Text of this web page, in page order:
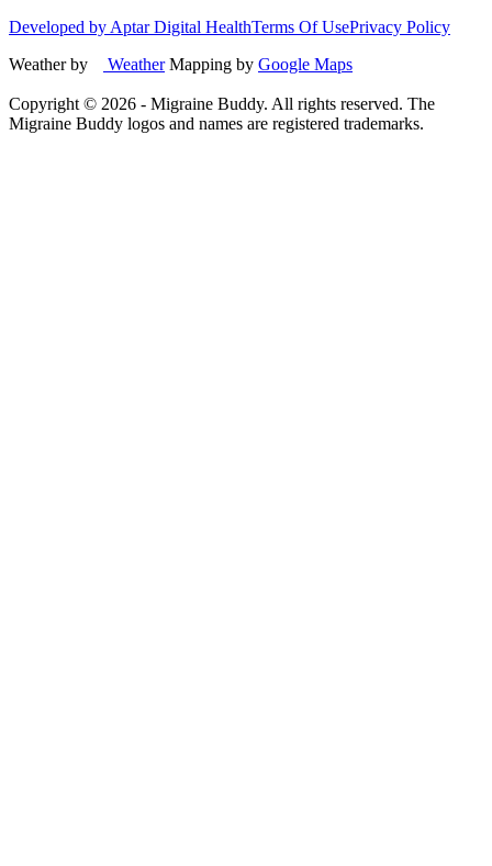
Developed by Aptar Digital HealthTerms Of UsePrivacy Policy
Weather by
WeatherMapping by Google Maps
Copyright © 2026 - Migraine Buddy. All rights reserved. The
Migraine Buddy logos and names are registered trademarks.